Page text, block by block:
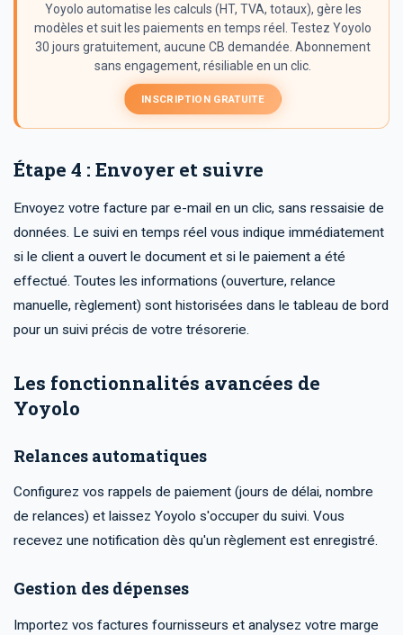
Yoyolo automatise les calculs (HT, TVA, totaux), gère les
modèles et suit les paiements en temps réel. Testez Yoyolo
30 jours gratuitement, aucune CB demandée. Abonnement
sans engagement, résiliable en un clic.
INSCRIPTION GRATUITE
Étape 4 : Envoyer et suivre
Envoyez votre facture par e-mail en un clic, sans ressaisie de
données. Le suivi en temps réel vous indique immédiatement
si le client a ouvert le document et si le paiement a été
effectué. Toutes les informations (ouverture, relance
manuelle, règlement) sont historisées dans le tableau de bord
pour un suivi précis de votre trésorerie.
Les fonctionnalités avancées de
Yoyolo
Relances automatiques
Configurez vos rappels de paiement (jours de délai, nombre
de relances) et laissez Yoyolo s'occuper du suivi. Vous
recevez une notification dès qu'un règlement est enregistré.
Gestion des dépenses
Importez vos factures fournisseurs et analysez votre marge